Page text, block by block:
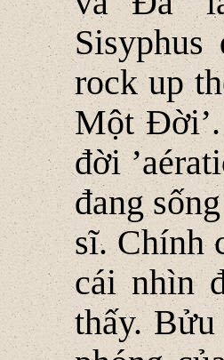
rock up
Một
đời
đang
sĩ. Chính
cái nhìn
thấy.